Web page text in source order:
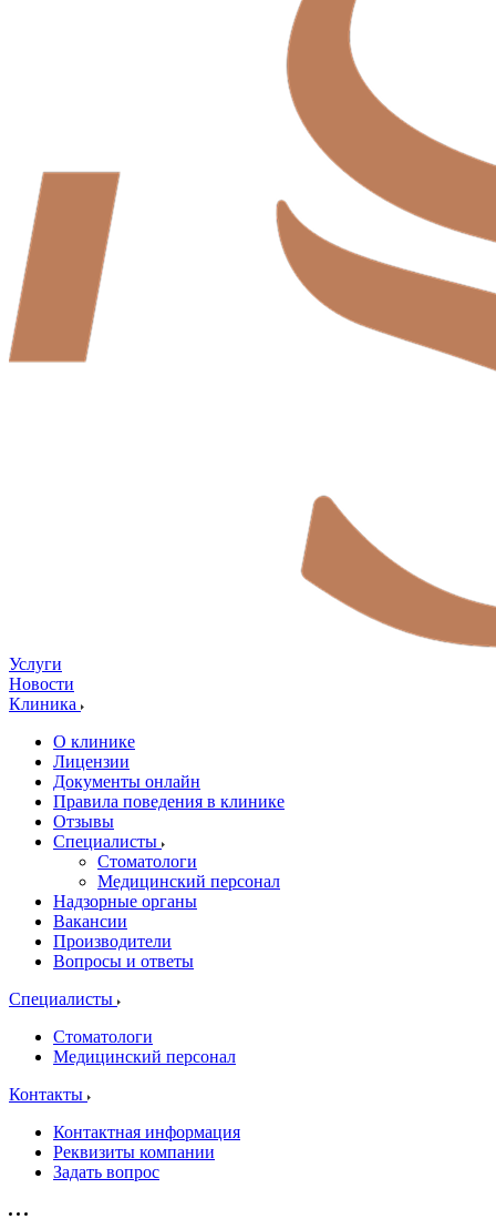
Услуги
Новости
Клиника
О клинике
Лицензии
Документы онлайн
Правила поведения в клинике
Отзывы
Специалисты
Стоматологи
Медицинский персонал
Надзорные органы
Вакансии
Производители
Вопросы и ответы
Специалисты
Стоматологи
Медицинский персонал
Контакты
Контактная информация
Реквизиты компании
Задать вопрос